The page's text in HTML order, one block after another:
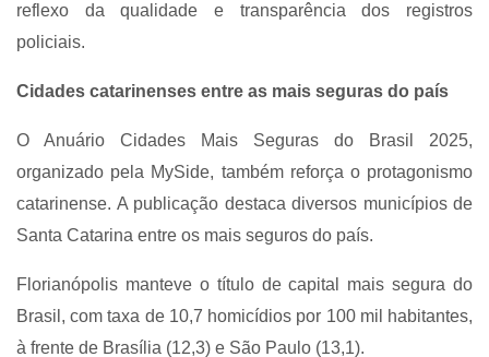
reflexo da qualidade e transparência dos registros
policiais.
Cidades catarinenses entre as mais seguras do país
O Anuário Cidades Mais Seguras do Brasil 2025,
organizado pela MySide, também reforça o protagonismo
catarinense. A publicação destaca diversos municípios de
Santa Catarina entre os mais seguros do país.
Florianópolis manteve o título de capital mais segura do
Brasil, com taxa de 10,7 homicídios por 100 mil habitantes,
à frente de Brasília (12,3) e São Paulo (13,1).